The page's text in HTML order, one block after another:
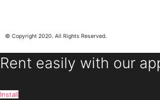
© Copyright 2020. All Rights Reserved.
Rent easily with our
Install